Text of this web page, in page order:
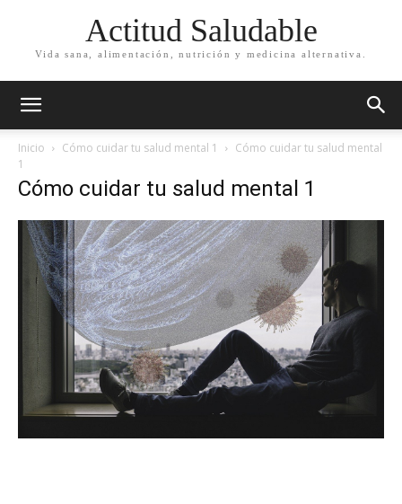
Actitud Saludable
Vida sana, alimentación, nutrición y medicina alternativa.
Inicio Cómo cuidar tu salud mental 1
Cómo cuidar tu salud mental
1
Cómo cuidar tu salud mental 1